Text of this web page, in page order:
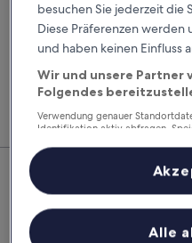
Vergleiche
und Mietwagen
sparen.
Top-
Vietri sul Mare
Economy
Economy Chevrolet Spark
besuchen Sie jederzeit die
Diese Präferenzen werden
und haben keinen Einfluss
Wir und unsere Partner
Folgendes
Verwendung genauer
Identifikation aktiv abfragen.
Inhalte, Messung von
Zielgruppenforschung sowie
Liste der Partner
Alle